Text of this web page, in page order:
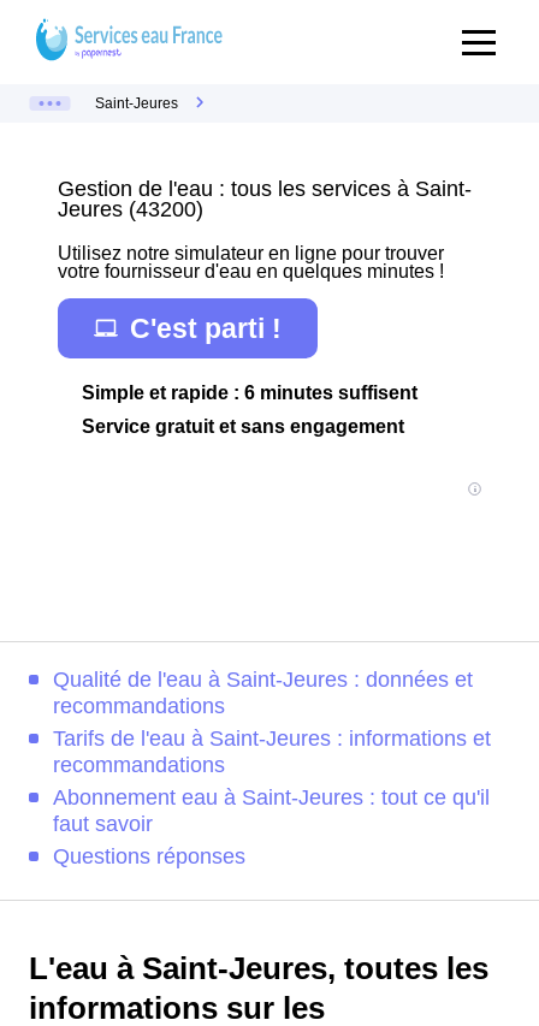
Saint-Jeures
Gestion de l'eau : tous les services à Saint-
Jeures (43200)
Utilisez notre simulateur en ligne pour trouver
votre fournisseur d'eau en quelques minutes !
C'est parti !
Simple et rapide : 6 minutes suffisent
Service gratuit et sans engagement
Qualité de l'eau à Saint-Jeures : données et
recommandations
Tarifs de l'eau à Saint-Jeures : informations et
recommandations
Abonnement eau à Saint-Jeures : tout ce qu'il
faut savoir
Questions réponses
L'eau à Saint-Jeures, toutes les
informations sur les